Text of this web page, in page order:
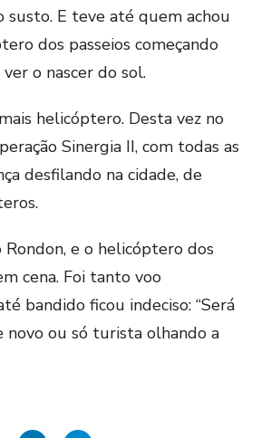
susto. E teve até quem achou
dos passeios começando
o nascer do sol.
helicóptero. Desta vez no
Sinergia II, com todas as
desfilando na cidade, de
Rondon, e o helicóptero dos
cena. Foi tanto voo
bandido ficou indeciso: “Será
novo ou só turista olhando a